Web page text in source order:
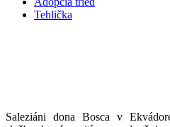
Tehlička
Saleziáni dona Bosca v